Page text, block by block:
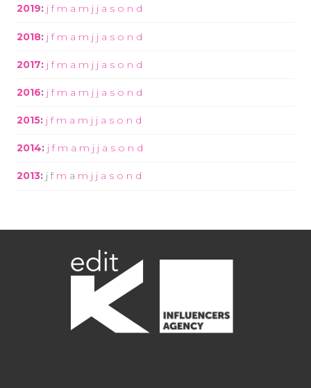
2019: j f m a m j j a s o n d
2018: j f m a m j j a s o n d
2017: j f m a m j j a s o n d
2016: j f m a m j j a s o n d
2015: j f m a m j j a s o n d
2014: j f m a m j j a s o n d
2013: j f m a m j j a s o n d